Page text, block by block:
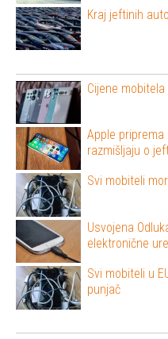
Kraj jeftinih
Cijene
Apple
razmišljaju o
Svi mobiteli
Usvojena
elektronične
Svi mobiteli u
punjač